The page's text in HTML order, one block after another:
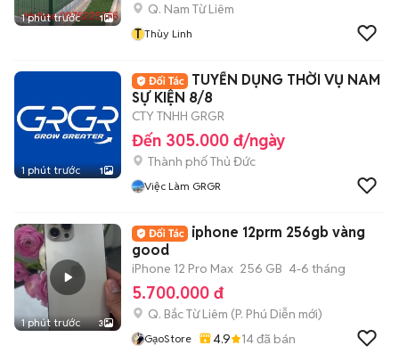
1 phút trước 1
Q. Nam Từ Liêm
T Thùy Linh
1 phút trước 1
TUYỂN DỤNG THỜI VỤ NAM
SỰ KIỆN 8/8
CTY TNHH GRGR
Đến 305.000 đ/ngày
Thành phố Thủ Đức
Việc Làm GRGR
1 phút trước 3
iphone 12prm 256gb vàng
good
iPhone 12 Pro Max 256 GB 4-6 tháng
5.700.000 đ
Q. Bắc Từ Liêm (P. Phú Diễn mới)
GạoStore 4.9 14đã bán